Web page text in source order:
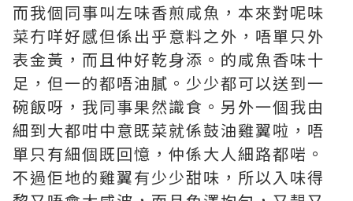
而我個同事叫左味香煎咸魚，本來對呢味
菜冇咩好感但係出乎意料之外，唔單只外
表金黃，而且仲好乾身添。的咸魚香味十
足，但一的都唔油膩。少少都可以送到一
碗飯呀，我同事果然識食。另外一個我由
細到大都咁中意既菜就係鼓油雞翼啦，唔
單只有細個既回憶，仲係大人細路都啱。
不過佢地的雞翼有少少甜味，所以入味得